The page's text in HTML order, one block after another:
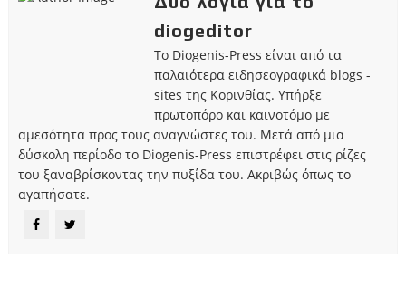
diogeditor
Το Diogenis-Press είναι από τα
παλαιότερα ειδησεογραφικά blogs -
sites της Κορινθίας. Υπήρξε
πρωτοπόρο και καινοτόμο με
αμεσότητα προς τους αναγνώστες του. Μετά από μια
δύσκολη περίοδο το Diogenis-Press επιστρέφει στις ρίζες
του ξαναβρίσκοντας την πυξίδα του. Ακριβώς όπως το
αγαπήσατε.